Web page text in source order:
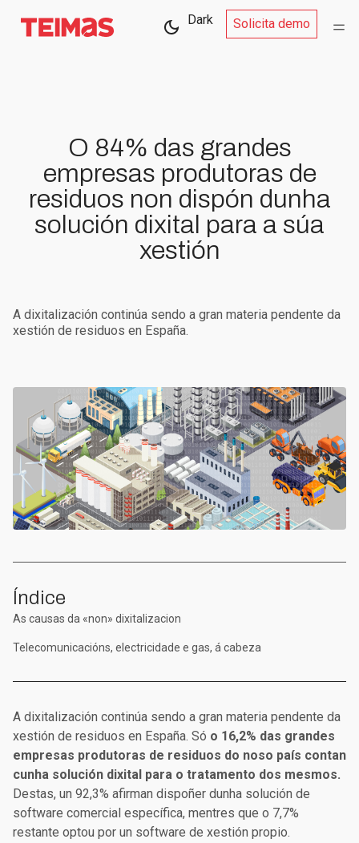
Solicita demo
Dark
O 84% das grandes
empresas produtoras de
residuos non dispón dunha
solución dixital para a súa
xestión
A dixitalización continúa sendo a gran materia pendente da
xestión de residuos en España.
Índice
As causas da «non» dixitalizacion
Telecomunicacións, electricidade e gas, á cabeza
A dixitalización continúa sendo a gran materia pendente da
xestión de residuos en España. Só o 16,2% das grandes
empresas produtoras de residuos do noso país contan
cunha solución dixital para o tratamento dos mesmos.
Destas, un 92,3% afirman dispoñer dunha solución de
software comercial específica, mentres que o 7,7%
restante optou por un software de xestión propio.